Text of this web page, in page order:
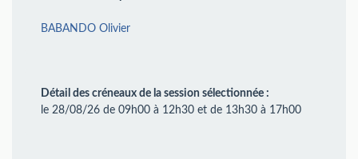
BABANDO Olivier
Détail des créneaux de la session sélectionnée :
le 28/08/26 de 09h00 à 12h30 et de 13h30 à 17h00